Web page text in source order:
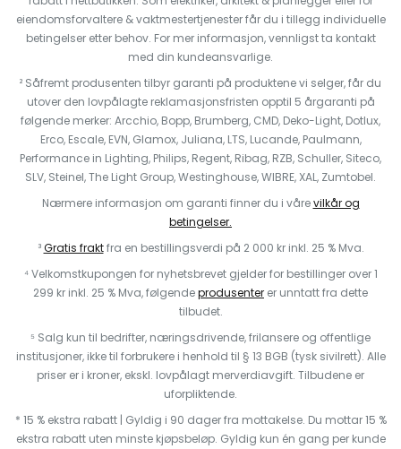
eiendomsforvaltere & vaktmestertjenester får du i tillegg individuelle
betingelser etter behov. For mer informasjon, vennligst ta kontakt
med din kundeansvarlige.
² Såfremt produsenten tilbyr garanti på produktene vi selger, får du
utover den lovpålagte reklamasjonsfristen opptil 5 årgaranti på
følgende merker: Arcchio, Bopp, Brumberg, CMD, Deko-Light, Dotlux,
Erco, Escale, EVN, Glamox, Juliana, LTS, Lucande, Paulmann,
Performance in Lighting, Philips, Regent, Ribag, RZB, Schuller, Siteco,
SLV, Steinel, The Light Group, Westinghouse, WIBRE, XAL, Zumtobel.
Nærmere informasjon om garanti finner du i vårevilkår og
betingelser.
³Gratis fraktfra en bestillingsverdi på 2 000 kr inkl. 25 % Mva.
⁴ Velkomstkupongen for nyhetsbrevet gjelder for bestillinger over 1
299 kr inkl. 25 % Mva, følgendeprodusenter er unntatt fra dette
tilbudet.
⁵ Salg kun til bedrifter, næringsdrivende, frilansere og offentlige
institusjoner, ikke til forbrukere i henhold til § 13 BGB (tysk sivilrett). Alle
priser er i kroner, ekskl. lovpålagt merverdiavgift. Tilbudene er
uforpliktende.
* 15 % ekstra rabatt | Gyldig i 90 dager fra mottakelse. Du mottar 15 %
ekstra rabatt uten minste kjøpsbeløp. Gyldig kun én gang per kunde